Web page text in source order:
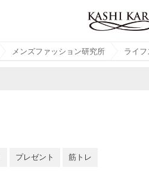
メンズファッション研究所 ライ
プレゼント 筋トレ